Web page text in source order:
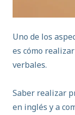
Uno de los
es cómo
verbales.
Saber realizar
en inglés y a